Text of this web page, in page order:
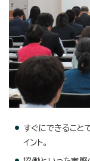
すぐにできること
イント。